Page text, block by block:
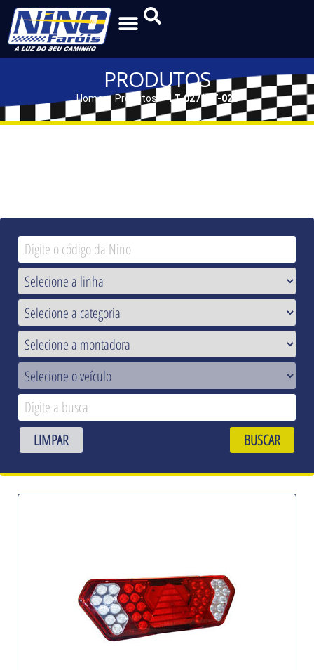
PRODUTOS
Home Produtos LT-027 | LT-028
LIMPAR BUSCAR